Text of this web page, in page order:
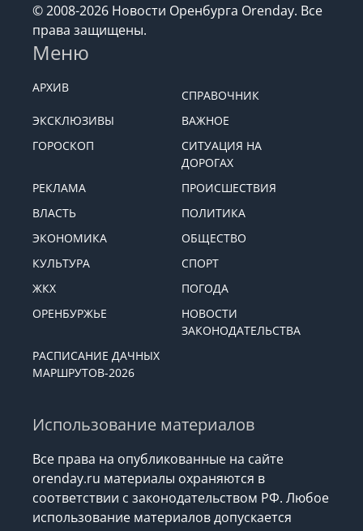
© 2008-2026 Новости Оренбурга Orenday. Все
права защищены.
Меню
АРХИВ
СПРАВОЧНИК
ЭКСКЛЮЗИВЫ
ВАЖНОЕ
ГОРОСКОП
СИТУАЦИЯ НА
ДОРОГАХ
РЕКЛАМА
ПРОИСШЕСТВИЯ
ВЛАСТЬ
ПОЛИТИКА
ЭКОНОМИКА
ОБЩЕСТВО
КУЛЬТУРА
СПОРТ
ЖКХ
ПОГОДА
ОРЕНБУРЖЬЕ
НОВОСТИ
ЗАКОНОДАТЕЛЬСТВА
РАСПИСАНИЕ ДАЧНЫХ
МАРШРУТОВ-2026
Использование материалов
Все права на опубликованные на сайте
orenday.ru материалы охраняются в
соответствии с законодательством РФ. Любое
использование материалов допускается